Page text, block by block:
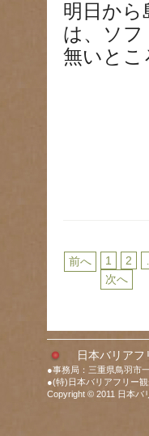
明日から
は、ソ
無いとこ
前へ 1 2
次へ
日本バリア
●事務局：三重県鳥羽市
●(特)日本バリアフリー
Copyright © 2011 日本バ